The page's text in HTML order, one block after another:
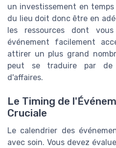
un investissement en
du lieu doit donc être en
les ressources dont
événement facilement
attirer un plus grand
peut se traduire par de
d'affaires.
Le Timing de
Cruciale
Le calendrier des
avec soin. Vous devez